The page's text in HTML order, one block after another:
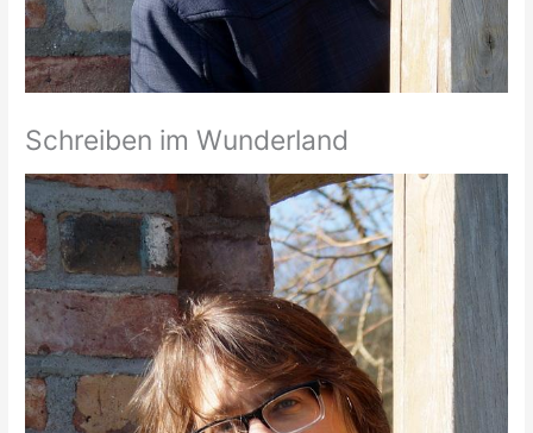
Schreiben im Wunderland